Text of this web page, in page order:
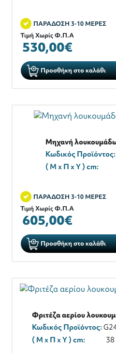
ΠΑΡΑΔΟΣΗ 3-10 ΜΕΡΕΣ
Τιμή Χωρίς Φ.Π.Α
530,00€
Προσθήκη στο καλάθι
Μηχανή
Κωδικός Προϊόντος:
( M x Π x Y ) cm:
ΠΑΡΑΔΟΣΗ 3-10 ΜΕΡΕΣ
Τιμή Χωρίς Φ.Π.Α
605,00€
Προσθήκη στο καλάθι
Φριτέζα αερίου
Κωδικός Προϊόντος:
( M x Π x Y ) cm:
38